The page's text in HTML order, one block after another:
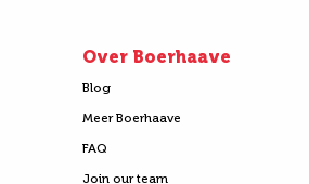
Over Boerhaave
Blog
Meer Boerhaave
FAQ
Join our team